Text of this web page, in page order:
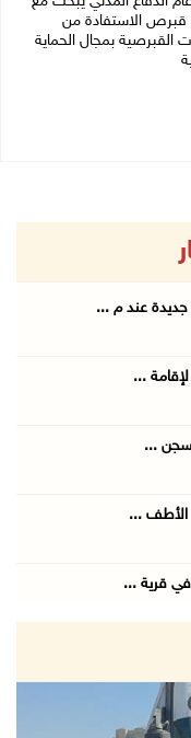
قبرص الاستفادة من
القبرصية بمجال الحماية
عند م ...
...
...
الأطف ...
في قرية ...
إلى ...
...